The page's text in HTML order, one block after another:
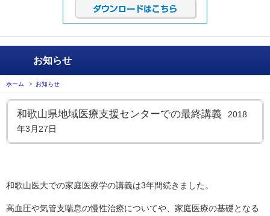
お知らせ
ホーム > お知らせ
和歌山県地域医療支援センターでの最終講義
2018
年3月27日
和歌山医大での家庭医療学の講義は3年間続きました。
高血圧や気管支喘息の慢性治療についてや、家庭医療の基礎となる